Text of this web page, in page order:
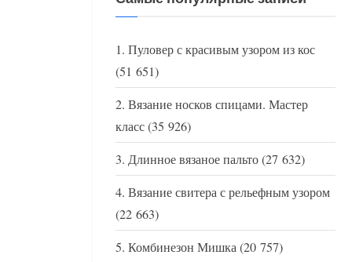
Пуловер с красивым узором из кос
(51 651)
Вязание носков спицами. Мастер
класс(35 926)
Длинное вязаное пальто(27 632)
Вязание свитера с рельефным узором
(22 663)
Комбинезон Мишка(20 757)